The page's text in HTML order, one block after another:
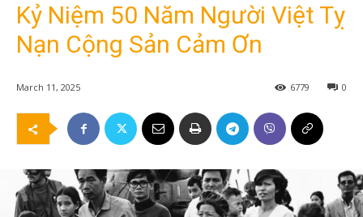
Kỷ Niệm 50 Năm Người Việt Tỵ
Nạn Cộng Sản Cảm Ơn
March 11, 2025 0
6779